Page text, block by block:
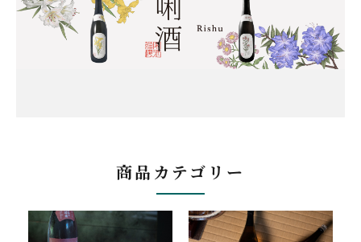
商品カテゴリー